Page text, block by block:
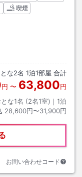
喫煙
な2名 1泊1部屋 合計
円 〜 63,800円
とな1名 (2名1室)｜ 1泊
28,600円〜31,900円
お問い合わせコード